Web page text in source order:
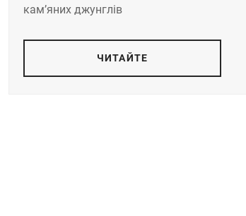
кам’яних джунглів
ЧИТАЙТЕ